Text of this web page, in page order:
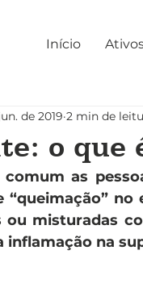
Início
o que
de 2019 2 min de
comum as
“queimação”
ou misturadas
inflamação na